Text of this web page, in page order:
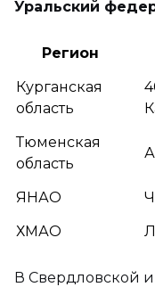
Уральский
Регион
Курганская
область
Тюменская
область
ЯНАО
ХМАО
В Свердловской